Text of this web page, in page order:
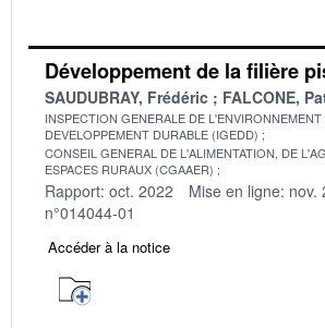
Développement de la filière
SAUDUBRAY, Frédéric FALCONE,
INSPECTION GENERALE DE L'ENVIRONNEMENT
DEVELOPPEMENT DURABLE (IGEDD)
CONSEIL GENERAL DE L'ALIMENTATION, DE
ESPACES RURAUX (CGAAER)
Rapport: oct. 2022 Mise en ligne: nov.
n°014044-01
Accéder à la notice